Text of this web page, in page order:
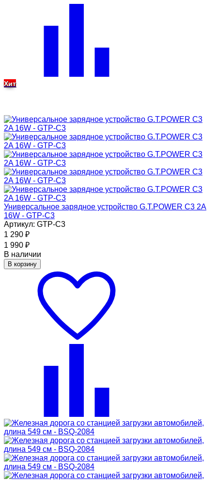
Хит
Универсальное зарядное устройство G.T.POWER C3 2A
16W - GTP-C3
Артикул: GTP-C3
1 290 ₽
1 990 ₽
В наличии
В корзину